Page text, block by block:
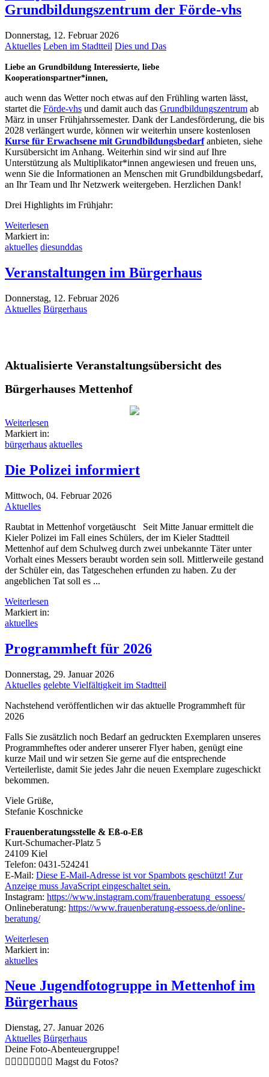
Grundbildungszentrum der Förde-vhs
Donnerstag, 12. Februar 2026
Aktuelles Leben im Stadtteil Dies und Das
Liebe an Grundbildung Interessierte, liebe
Kooperationspartner*innen,
auch wenn das Wetter noch etwas auf den Frühling warten lässt,
startet die Förde-vhs und damit auch das Grundbildungszentrum ab
März in unser Frühjahrssemester. Dank der Landesförderung, die bis
2028 verlängert wurde, können wir weiterhin unsere kostenlosen
Kurse für Erwachsene mit Grundbildungsbedarf anbieten, siehe
Kursübersicht im Anhang. Weiterhin sind wir sind auf Ihre
Unterstützung als Multiplikator*innen angewiesen und freuen uns,
wenn Sie die Informationen an Menschen mit Grundbildungsbedarf,
an Ihr Team und Ihr Netzwerk weitergeben. Herzlichen Dank!
Drei Highlights im Frühjahr:
Weiterlesen
Markiert in:
aktuelles diesunddas
Veranstaltungen im Bürgerhaus
Donnerstag, 12. Februar 2026
Aktuelles Bürgerhaus
Aktualisierte Veranstaltungsübersicht des
Bürgerhauses Mettenhof
Weiterlesen
Markiert in:
bürgerhaus aktuelles
Die Polizei informiert
Mittwoch, 04. Februar 2026
Aktuelles
Raubtat in Mettenhof vorgetäuscht Seit Mitte Januar ermittelt die
Kieler Polizei im Fall eines Schülers, der im Kieler Stadtteil
Mettenhof auf dem Schulweg durch zwei unbekannte Täter unter
Vorhalt eines Messers beraubt worden sein soll. Mittlerweile gestand
der Schüler ein, das Tatgeschehen erfunden zu haben. Zu der
angeblichen Tat soll es ...
Weiterlesen
Markiert in:
aktuelles
Programmheft für 2026
Donnerstag, 29. Januar 2026
Aktuelles gelebte Vielfältigkeit im Stadtteil
Nachstehend veröffentlichen wir das aktuelle Programmheft für
2026
Falls Sie zusätzlich noch Bedarf an gedruckten Exemplaren unseres
Programmheftes oder anderer unserer Flyer haben, genügt eine
kurze Mail und wir setzen Sie gerne auf die entsprechende
Verteilerliste, damit Sie jedes Jahr die neuen Exemplare zugeschickt
bekommen.
Viele Grüße,
Stefanie Koschnicke
Frauenberatungsstelle & Eß-o-Eß
Kurt-Schumacher-Platz 5
24109 Kiel
Telefon: 0431-524241
E-Mail: Diese E-Mail-Adresse ist vor Spambots geschützt! Zur
Anzeige muss JavaScript eingeschaltet sein.
Instagram: https://www.instagram.com/frauenberatung_essoess/
Onlineberatung: https://www.frauenberatung-essoess.de/online-
beratung/
Weiterlesen
Markiert in:
aktuelles
Neue Jugendfotogruppe in Mettenhof im
Bürgerhaus
Dienstag, 27. Januar 2026
Aktuelles Bürgerhaus
Deine Foto-Abenteuergruppe!
􊺑􊺘􊺓􊺚􊺔􊺛􊺕􊺙 Magst du Fotos?